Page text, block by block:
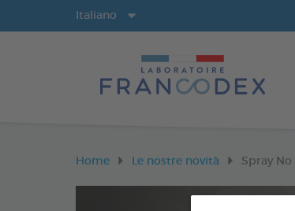
Italiano
Home Le nostre novità Spray No